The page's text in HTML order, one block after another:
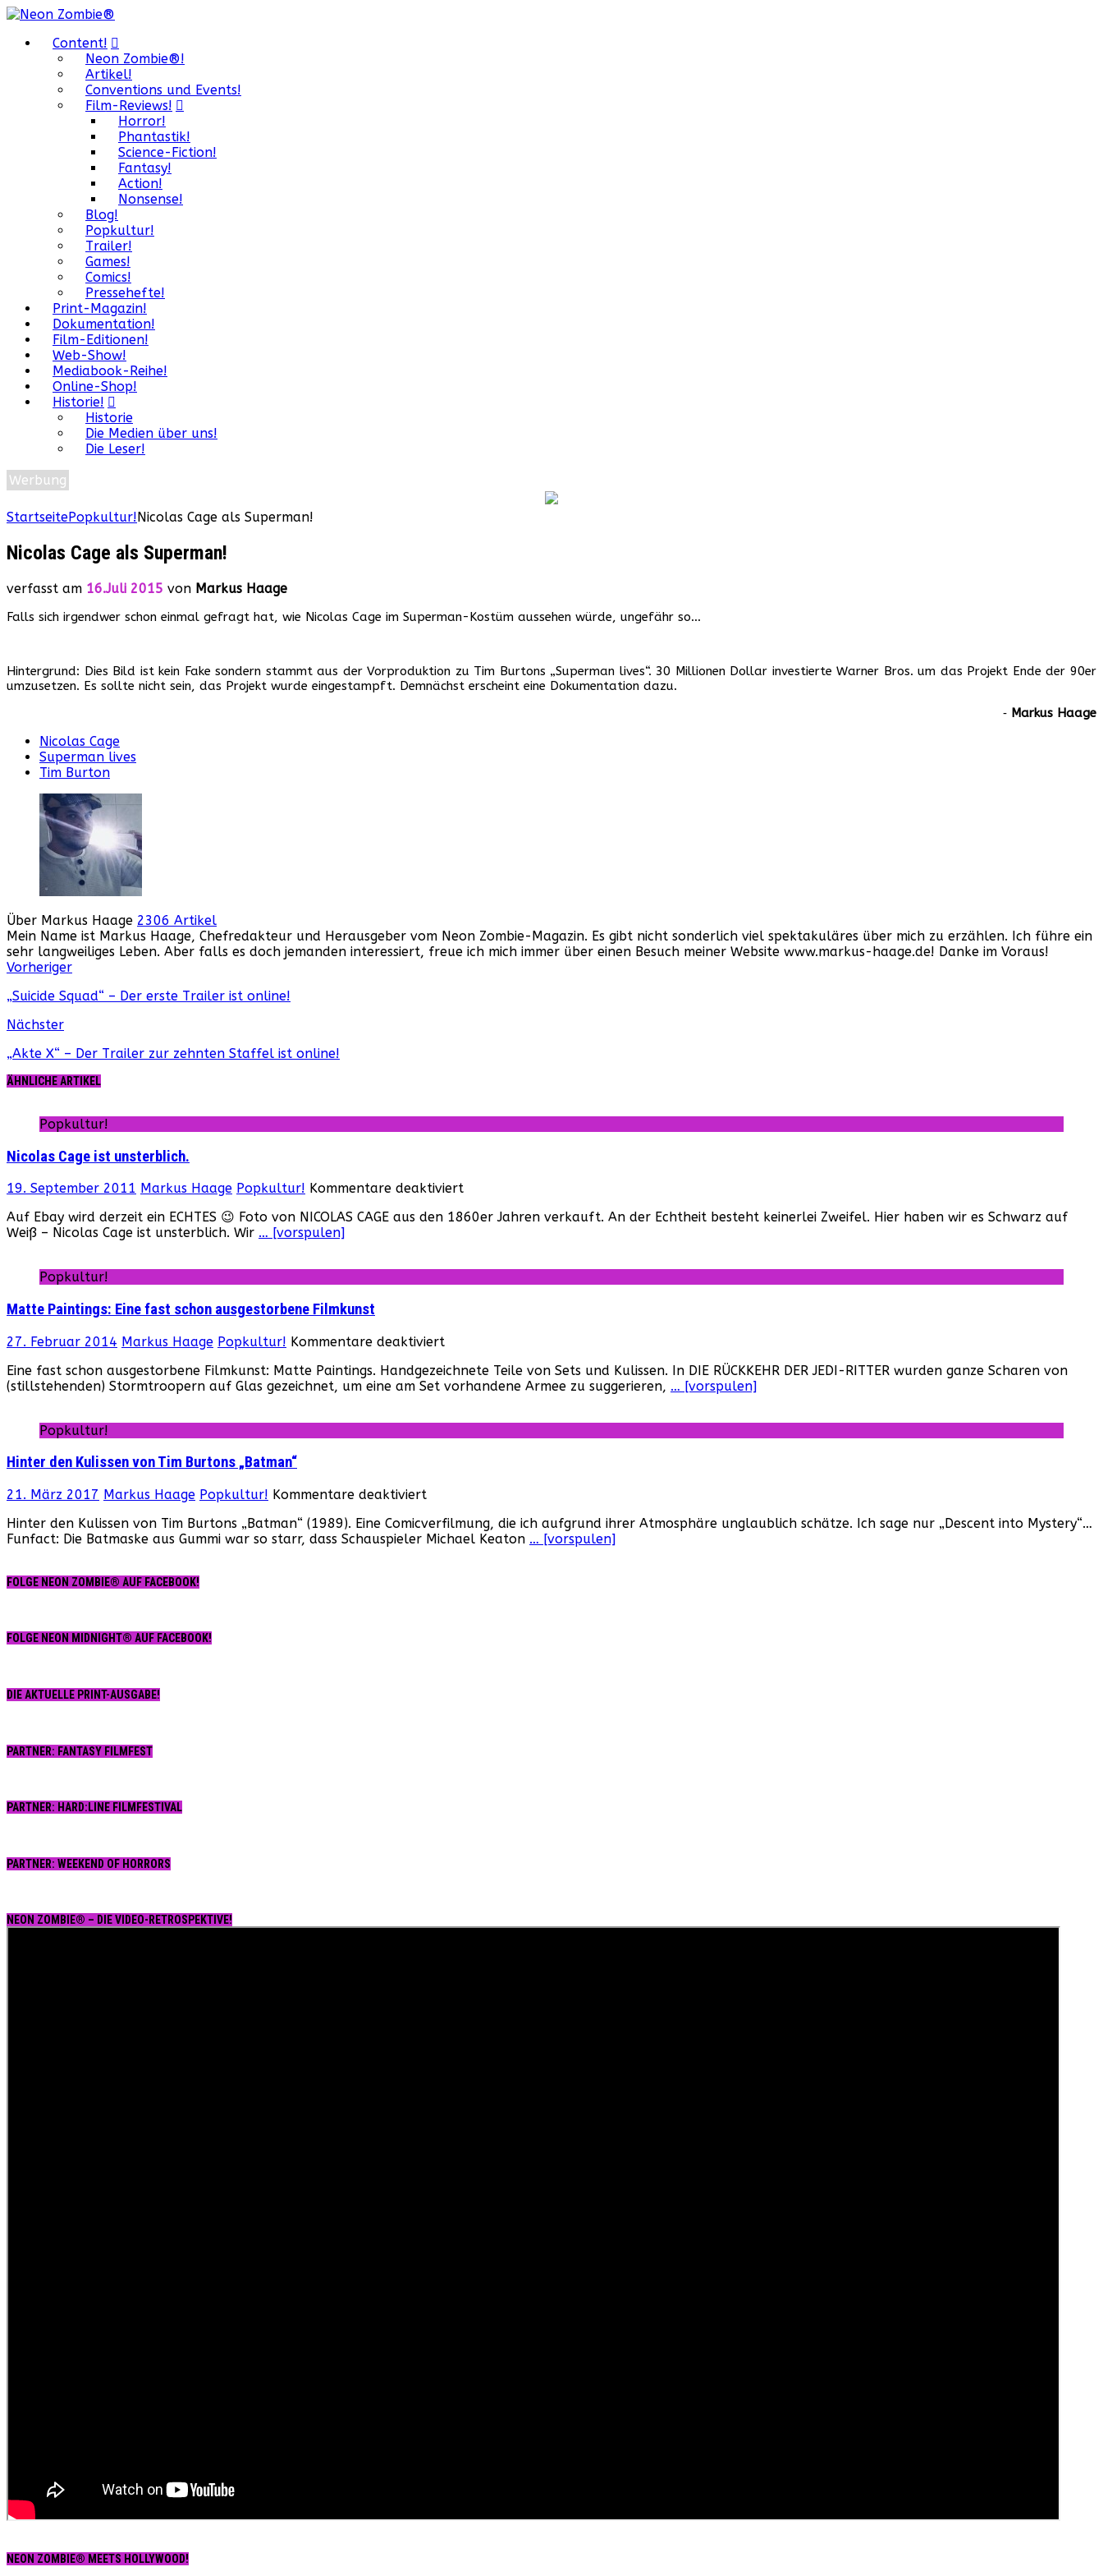
Content!
Neon Zombie®!
Artikel!
Conventions und Events!
Film-Reviews!
Horror!
Phantastik!
Science-Fiction!
Fantasy!
Action!
Nonsense!
Blog!
Popkultur!
Trailer!
Games!
Comics!
Pressehefte!
Print-Magazin!
Dokumentation!
Film-Editionen!
Web-Show!
Mediabook-Reihe!
Online-Shop!
Historie!
Historie
Die Medien über uns!
Die Leser!
Werbung
StartseitePopkultur!Nicolas Cage als Superman!
Nicolas Cage als Superman!
verfasst am 16.Juli 2015 von Markus Haage
Falls sich irgendwer schon einmal gefragt hat, wie Nicolas Cage im Superman-Kostüm aussehen würde, ungefähr so…
Hintergrund: Dies Bild ist kein Fake sondern stammt aus der Vorproduktion zu Tim Burtons „Superman lives“. 30 Millionen Dollar investierte Warner Bros. um das Projekt Ende der 90er
umzusetzen. Es sollte nicht sein, das Projekt wurde eingestampft. Demnächst erscheint eine Dokumentation dazu.
‐ Markus Haage
Nicolas Cage
Superman lives
Tim Burton
Über Markus Haage 2306 Artikel
Mein Name ist Markus Haage, Chefredakteur und Herausgeber vom Neon Zombie-Magazin. Es gibt nicht sonderlich viel spektakuläres über mich zu erzählen. Ich führe ein
sehr langweiliges Leben. Aber falls es doch jemanden interessiert, freue ich mich immer über einen Besuch meiner Website www.markus-haage.de! Danke im Voraus!
Webseite
Facebook
Instagram
YouTube
Vorheriger
„Suicide Squad“ – Der erste Trailer ist online!
Nächster
„Akte X“ – Der Trailer zur zehnten Staffel ist online!
ÄHNLICHE ARTIKEL
Popkultur!
Nicolas Cage ist unsterblich.
19. September 2011 Markus Haage Popkultur! Kommentare deaktiviertfür
Cage
Auf Ebay wird derzeit ein ECHTES 😉 Foto von NICOLAS CAGE aus den 1860er Jahren verkauft. An der Echtheit besteht keinerlei Zweifel. Hier haben wir es Schwarz auf
Weiß – Nicolas Cage ist unsterblich. Wir … [vorspulen]
Popkultur!
Matte Paintings: Eine fast schon ausgestorbene Filmkunst
27. Februar 2014 Markus Haage Popkultur! Kommentare deaktiviert
Paintings:
Eine
Eine fast schon ausgestorbene Filmkunst: Matte Paintings. Handgezeichnete Teile von Sets und Kulissen. In DIE RÜCKKEHR DER JEDI-RITTER wurden ganze Scharen von
(stillstehenden) Stormtroopern auf Glas gezeichnet, um eine am Set vorhandene Armee zu suggerieren, … [vorspulen]
Popkultur!
Hinter den Kulissen von Tim Burtons „Batman“
21. März 2017 Markus Haage Popkultur! Kommentare deaktiviertfür
den
Kulissen
Hinter den Kulissen von Tim Burtons „Batman“ (1989). Eine Comicverfilmung, die ich aufgrund ihrer Atmosphäre unglaublich schätze. Ich sage nur „Descent into Mystery“…
Funfact: Die Batmaske aus Gummi war so starr, dass Schauspieler Michael Keaton … [vorspulen]
FOLGE NEON ZOMBIE® AUF FACEBOOK!
FOLGE NEON MIDNIGHT® AUF FACEBOOK!
DIE AKTUELLE PRINT-AUSGABE!
PARTNER: FANTASY FILMFEST
PARTNER: HARD:LINE FILMFESTIVAL
PARTNER: WEEKEND OF HORRORS
NEON ZOMBIE® – DIE VIDEO-RETROSPEKTIVE!
NEON ZOMBIE® MEETS HOLLYWOOD!